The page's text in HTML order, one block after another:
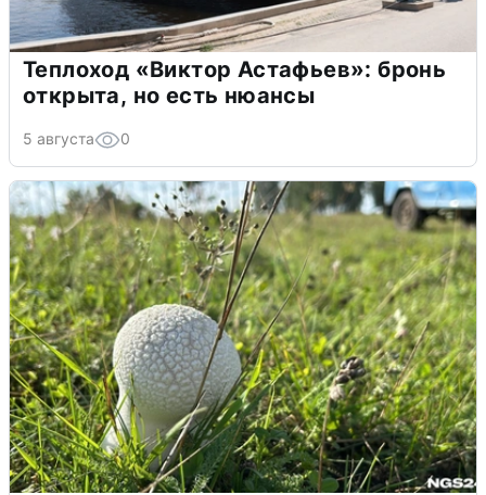
Теплоход «Виктор Астафьев»: бронь
открыта, но есть нюансы
5 августа 0